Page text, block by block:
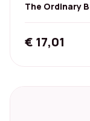
The Ordinary
€ 17,01